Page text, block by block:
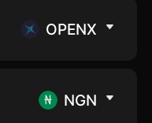
OPENX
NGN